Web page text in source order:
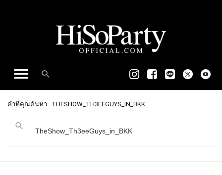
คำที่คุณค้นหา : THESHOW_TH3EEGUYS_IN_BKK